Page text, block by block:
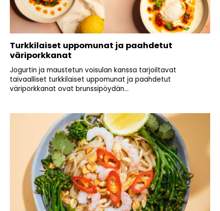
Turkkilaiset uppomunat ja paahdetut
väriporkkanat
Jogurtin ja maustetun voisulan kanssa tarjoiltavat
taivaalliset turkkilaiset uppomunat ja paahdetut
väriporkkanat ovat brunssipöydän...